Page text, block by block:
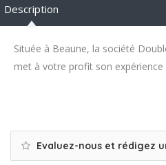
Description
Située à Beaune, la société
met à votre profit son
Evaluez-nous et rédigez